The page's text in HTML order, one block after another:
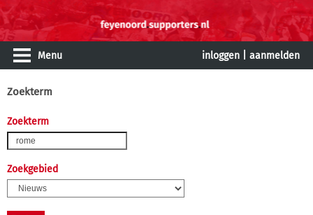
Menu inloggen aanmelden
Zoekterm
Zoekterm
Zoekgebied